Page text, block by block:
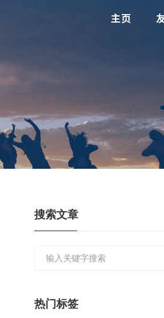
主页
搜索文章
热门标签